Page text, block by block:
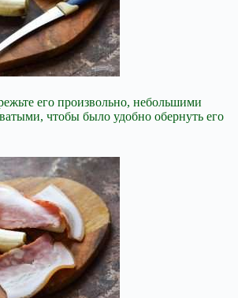
его произвольно, небольшими
чтобы было удобно обернуть его